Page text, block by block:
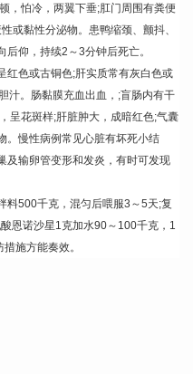
，怕冷，两翼下垂;肛门周围有粪便
或黏性分泌物。患鸭缩颈、颤抖、
仰，持续2～3分钟后死亡。
色或古铜色;肝实质常有灰白色或
汁。肠黏膜充血出血，;盲肠内有干
呈花斑样;肝脏肿大，成暗红色;气囊
。慢性病例常见心脏有坏死小结
及输卵管变形和发炎，有时可发现
500千克，混匀后喂服3～5天;复
恩诺沙星1克加水90～100千克，1
施方能奏效。